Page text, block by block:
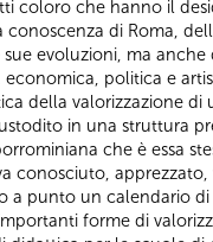
coloro che hanno il
di Roma,
evoluzioni, ma anche
politica e
della valorizzazione
in una struttura
che è essa
conosciuto,
a punto un calendario
forme di